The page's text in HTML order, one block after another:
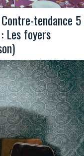
Contre-tendance 5
: Les foyers